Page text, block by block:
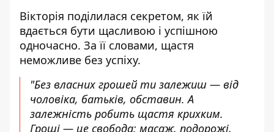
Вікторія поділилася секретом, як їй
вдається бути щасливою і успішною
одночасно. За її словами, щастя
неможливе без успіху.
"Без власних грошей ти залежиш — від
чоловіка, батьків, обставин. А
залежність робить щастя крихким.
Гроші — це свобода: масаж, подорожі,